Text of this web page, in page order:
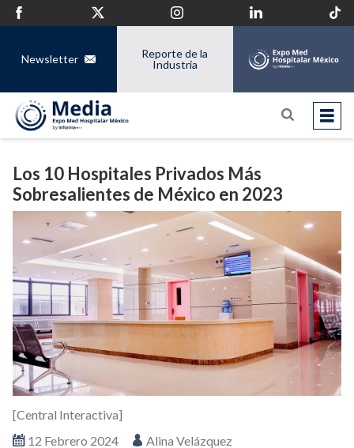
Newsletter
Reporte de la
Industria
Los 10 Hospitales Privados Más
Sobresalientes de México en 2023
12 Febrero 2024 Alina Velázquez
[Central Interactiva]